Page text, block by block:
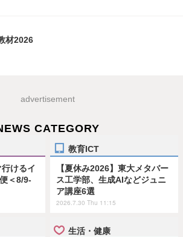
材2026
advertisement
CATEGORY
行けるイ
＜8/9-
教育ICT
【夏休み2026】東大メタバー
ス工学部、生成AIなどジュニ
ア講座6選
2026.7.30 Thu 11:15
生活・健康